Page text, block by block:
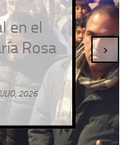
en el
Rosa
2026
›